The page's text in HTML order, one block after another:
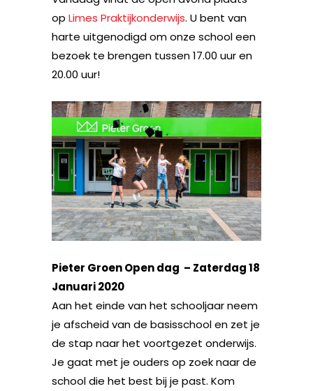
op Limes Praktijkonderwijs. U bent van
harte uitgenodigd om onze school een
bezoek te brengen tussen 17.00 uur en
20.00 uur!
Pieter Groen Open dag – Zaterdag 18
Januari 2020
Aan het einde van het schooljaar neem
je afscheid van de basisschool en zet je
de stap naar het voortgezet onderwijs.
Je gaat met je ouders op zoek naar de
school die het best bij je past. Kom